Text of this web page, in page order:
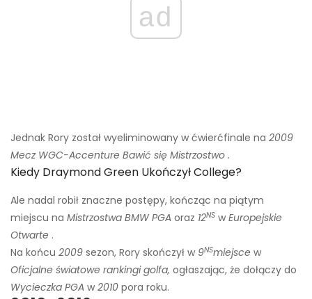
ad
Jednak Rory został wyeliminowany w ćwierćfinale na 2009
Mecz WGC-Accenture Bawić się Mistrzostwo .
Kiedy Draymond Green Ukończył College?
Ale nadal robił znaczne postępy, kończąc na piątym
miejscu na Mistrzostwa BMW PGA oraz 12NS w Europejskie
Otwarte .
Na końcu 2009 sezon, Rory skończył w 9NSmiejsce w
Oficjalne światowe rankingi golfa, ogłaszając, że dołączy do
Wycieczka PGA w 2010 pora roku.